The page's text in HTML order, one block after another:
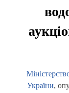
України,